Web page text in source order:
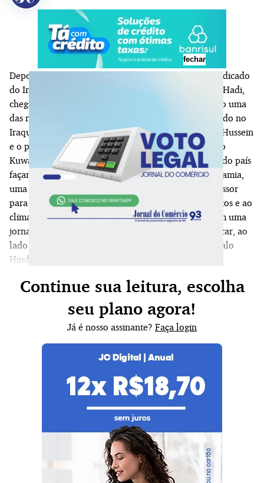
Depois de conquistar a crítica internacional e ser o indicado
do Iraque ao Oscar,
, de Hasan Hadi,
chega aos cinemas de Porto Alegre credenciado como uma
das revelações do cinema contemporâneo. Ambientado no
Iraque dos anos 1990, durante o regime de Saddam Hussein
e o período de sanções econômicas após a invasão do
Kuwait, o presidente determina que todas as escolas do país
façam um bolo em homenagem ao seu aniversário. Lamia,
uma menina de nove anos, é escolhida por seu professor
para a tarefa. Em meio à escassez extrema de alimentos e ao
clima de medo instaurado no país, Lamia embarca em uma
jornada pela cidade em busca de ovos, farinha e açúcar, ao
lado da avó Bibi, do amigo Saeed e do inseparável galo
Hindi.
Continue sua leitura, escolha
seu plano agora!
Já é nosso assinante? Faça login
fechar